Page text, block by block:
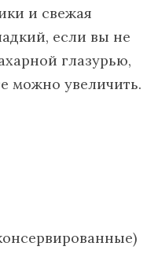
и свежая
если вы не
глазурью,
можно увеличить.